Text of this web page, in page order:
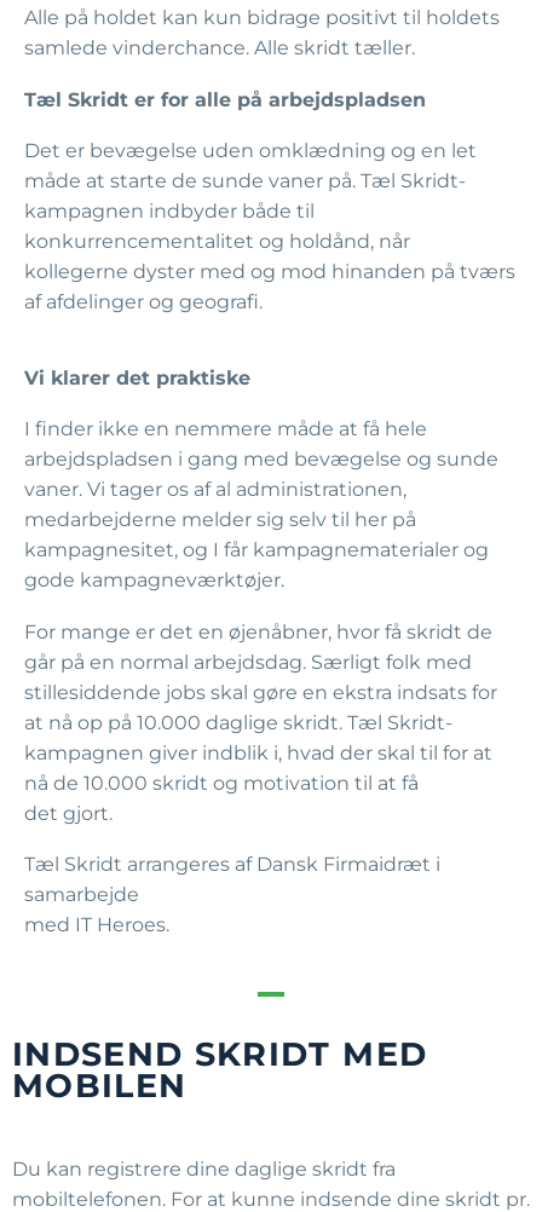
Alle på holdet kan kun bidrage positivt til holdets
samlede vinderchance. Alle skridt tæller.
Tæl Skridt er for alle på arbejdspladsen
Det er bevægelse uden omklædning og en let
måde at starte de sunde vaner på. Tæl Skridt-
kampagnen indbyder både til
konkurrencementalitet og holdånd, når
kollegerne dyster med og mod hinanden på tværs
af afdelinger og geografi.
Vi klarer det praktiske
I finder ikke en nemmere måde at få hele
arbejdspladsen i gang med bevægelse og sunde
vaner. Vi tager os af al administrationen,
medarbejderne melder sig selv til her på
kampagnesitet, og I får kampagnematerialer og
gode kampagneværktøjer.
For mange er det en øjenåbner, hvor få skridt de
går på en normal arbejdsdag. Særligt folk med
stillesiddende jobs skal gøre en ekstra indsats for
at nå op på 10.000 daglige skridt. Tæl Skridt-
kampagnen giver indblik i, hvad der skal til for at
nå de 10.000 skridt og motivation til at få
det gjort.
Tæl Skridt arrangeres af Dansk Firmaidræt i
samarbejde
med IT Heroes.
INDSEND SKRIDT MED
MOBILEN
Du kan registrere dine daglige skridt fra
mobiltelefonen. For at kunne indsende dine skridt pr.